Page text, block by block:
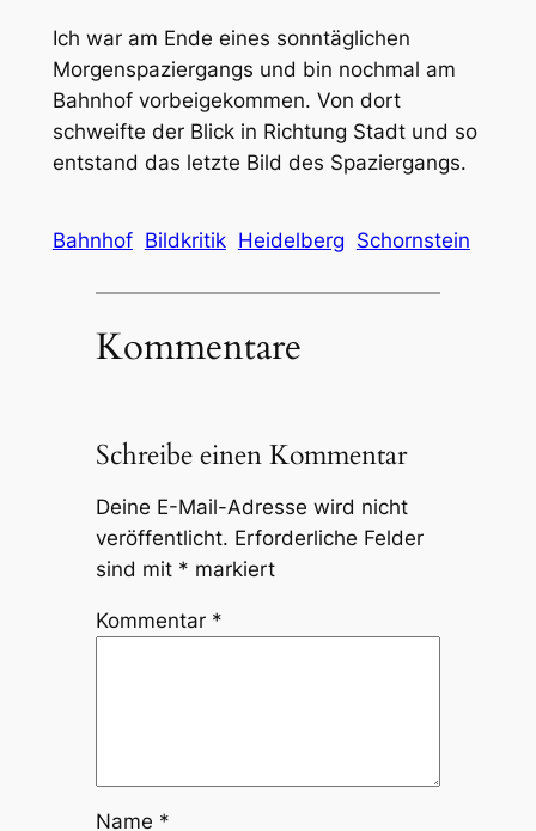
Ich war am Ende eines sonntäglichen
Morgenspaziergangs und bin nochmal am
Bahnhof vorbeigekommen. Von dort
schweifte der Blick in Richtung Stadt und so
entstand das letzte Bild des Spaziergangs.
Bahnhof Bildkritik Heidelberg Schornstein
Kommentare
Schreibe einen Kommentar
Deine E-Mail-Adresse wird nicht
veröffentlicht. Erforderliche Felder
sind mit * markiert
Kommentar *
Name *